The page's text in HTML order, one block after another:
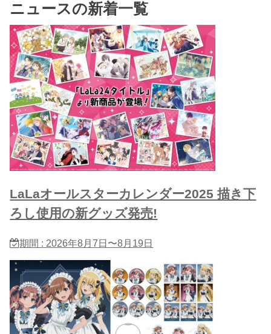
ニュースの新着一覧
LaLaオールスターカレンダー2025 描き下
ろし使用の新グッズ発売!
期間 : 2026年8月7日〜8月19日